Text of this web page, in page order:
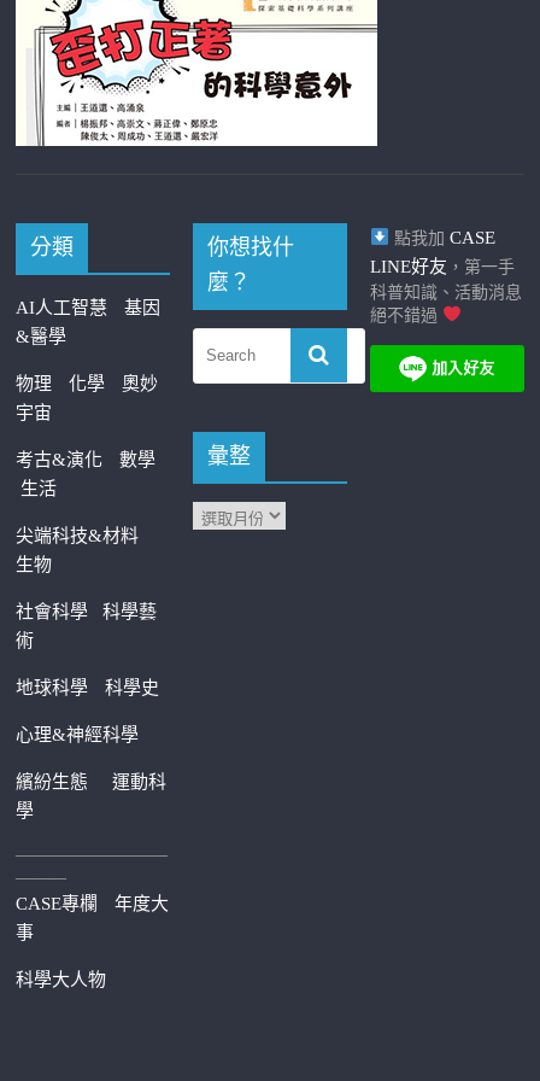
分類
AI人工智慧
基因
&醫學
物理 化學
奧妙
宇宙
考古&演化
數學
生活
尖端科技&材料
生物
社會科學科學藝
術
地球科學 科學史
心理&神經科學
繽紛生態運動科
學
—————————
———
CASE專欄
年度大
事
科學大人物
你想找什
麼？
彙整
點我加 CASE
LINE好友 ，第一手
科普知識、活動消息
絕不錯過